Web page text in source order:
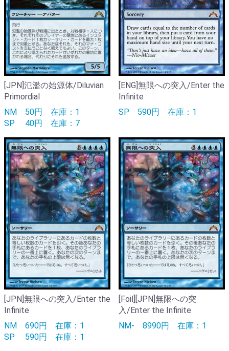
[JPN]氾濫の始源体/Diluvian
Primordial
NM 50円 在庫：1
SP
40円 在庫：7
[ENG]無限への突入/Enter the
Infinite
SP 590円 在庫：1
[JPN]無限への突入/Enter the
Infinite
NM 690円 在庫：1
SP
590円 在庫：1
[Foil][JPN]無限への突
入/Enter the Infinite
NM- 8990円 在庫：1